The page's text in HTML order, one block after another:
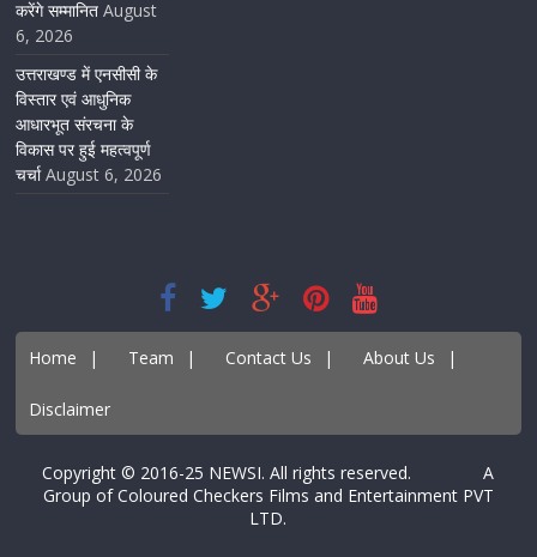
करेंगे सम्मानित August
6, 2026
उत्तराखण्ड में एनसीसी के
विस्तार एवं आधुनिक
आधारभूत संरचना के
विकास पर हुई महत्वपूर्ण
चर्चा August 6, 2026
Home | Team | Contact Us | About Us |
Disclaimer
Copyright © 2016-25 NEWSI. All rights reserved. A
Group of Coloured Checkers Films and Entertainment PVT
LTD.